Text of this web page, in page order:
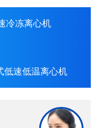
冷冻离心机
低速低温离心机